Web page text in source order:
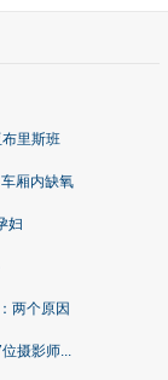
里斯班
厢内缺氧
妇
两个原因
摄影师...